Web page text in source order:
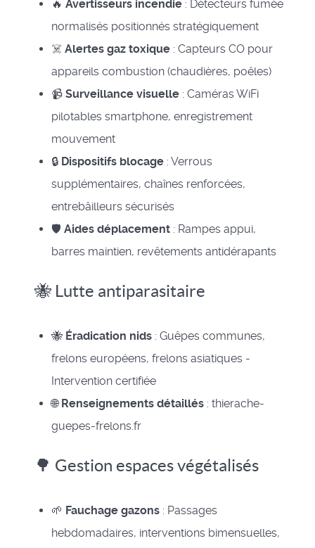
🔥 Avertisseurs incendie : Détecteurs fumée
normalisés positionnés stratégiquement
☠️ Alertes gaz toxique : Capteurs CO pour
appareils combustion (chaudières, poêles)
📹 Surveillance visuelle : Caméras WiFi
pilotables smartphone, enregistrement
mouvement
🔒 Dispositifs blocage : Verrous
supplémentaires, chaînes renforcées,
entrebâilleurs sécurisés
🛡️ Aides déplacement : Rampes appui,
barres maintien, revêtements antidérapants
🐝 Lutte antiparasitaire
🐝 Éradication nids : Guêpes communes,
frelons européens, frelons asiatiques -
Intervention certifiée
🌐 Renseignements détaillés : thierache-
guepes-frelons.fr
🌳 Gestion espaces végétalisés
🌱 Fauchage gazons : Passages
hebdomadaires, interventions bimensuelles,